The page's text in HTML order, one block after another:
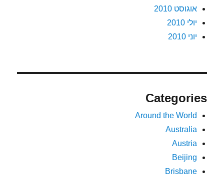
אוגוסט 2010
יולי 2010
יוני 2010
Categories
Around the World
Australia
Austria
Beijing
Brisbane